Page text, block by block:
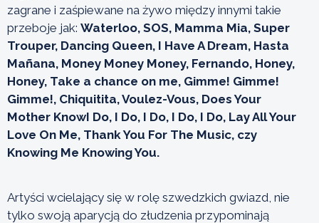
zagrane i zaśpiewane na żywo między innymi takie
przeboje jak: Waterloo, SOS, Mamma Mia, Super
Trouper, Dancing Queen, I Have A Dream, Hasta
Mañana, Money Money Money, Fernando, Honey,
Honey, Take a chance on me, Gimme! Gimme!
Gimme!, Chiquitita, Voulez-Vous, Does Your
Mother KnowI Do, I Do, I Do, I Do, I Do, Lay All Your
Love On Me, Thank You For The Music, czy
Knowing Me Knowing You.
Artyści wcielający się w rolę szwedzkich gwiazd, nie
tylko swoją aparycją do złudzenia przypominają